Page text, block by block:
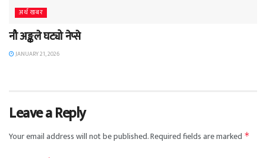
अर्थ खबर
नौ अङ्कले घट्यो नेप्से
JANUARY 21, 2026
Leave a Reply
Your email address will not be published.Required fields are marked *